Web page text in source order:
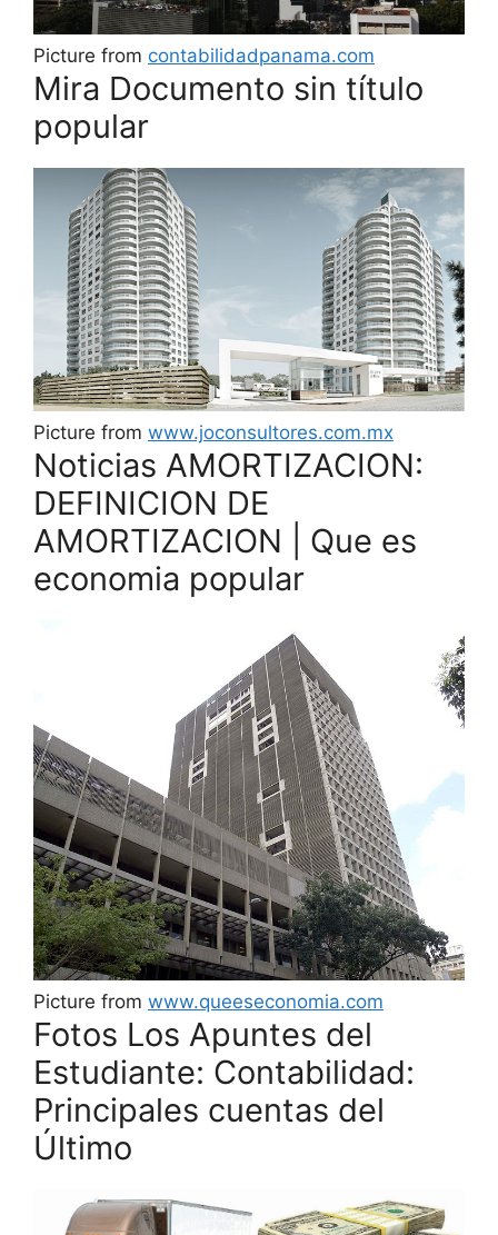
Picture from contabilidadpanama.com
Mira Documento sin título
popular
Picture from www.joconsultores.com.mx
Noticias AMORTIZACION:
DEFINICION DE
AMORTIZACION | Que es
economia popular
Picture from www.queeseconomia.com
Fotos Los Apuntes del
Estudiante: Contabilidad:
Principales cuentas del
Último